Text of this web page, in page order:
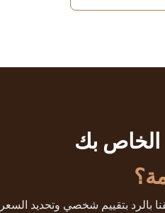
الخاص بك
بالرد بتقييم شخصي وتحديد